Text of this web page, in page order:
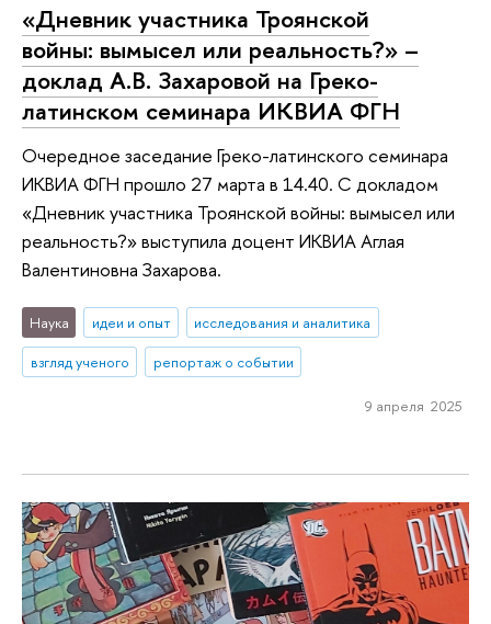
«Дневник участника Троянской
войны: вымысел или реальность?» –
доклад А.В. Захаровой на Греко-
латинском семинара ИКВИА ФГН
Очередное заседание Греко-латинского семинара
ИКВИА ФГН прошло 27 марта в 14.40. С докладом
«Дневник участника Троянской войны: вымысел или
реальность?» выступила доцент ИКВИА Аглая
Валентиновна Захарова.
Наука идеи и опыт
исследования и аналитика
взгляд ученого
репортаж о событии
9 апреля 2025